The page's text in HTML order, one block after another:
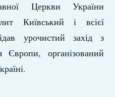
Церкви України
Київський і всієї
урочистий захід з
Європи, організований